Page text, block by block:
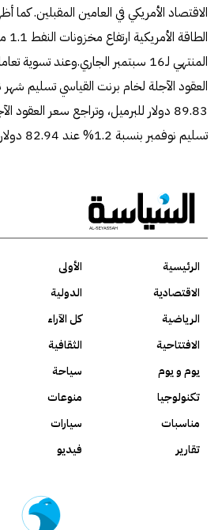
الاقتصاد الأمريكي في العامين المقبلين. كما
المنتهي لـ16 سبتمبر الجاري.وعند
89.83 دولار للبرميل، وتراجع سعر
تسليم نوفمبر بنسبة 1.2% عند 82.94 دولار للبرميل.
الرئيسية الأولى
الاقتصادية
الدولية
الرياضية
كل الآراء
الافتتاحية
الثقافية
يوم و يوم
سياحة
تكنولوجيا
منوعات
مناسبات
سيارات
تقارير
فيديو